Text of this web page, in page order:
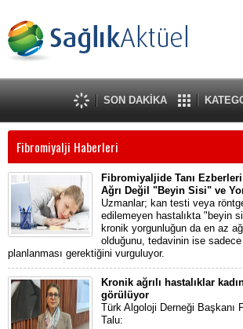
SON DAKİKA
Fibromiyalji Haberleri
Fibromiyaljide Tanı
Ağrı Değil "Beyin Sisi" ve
Uzmanlar; kan testi veya
edilemeyen hastalıkta "beyin
kronik yorgunluğun da en az
olduğunu, tedavinin ise
planlanması gerektiğini vurguluyor.
Kronik ağrılı hastalıklar
görülüyor
Türk Algoloji Derneği Başkanı
Talu: